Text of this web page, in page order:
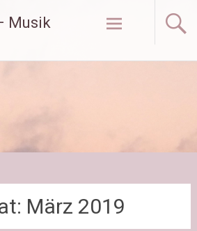
Musik
März 2019